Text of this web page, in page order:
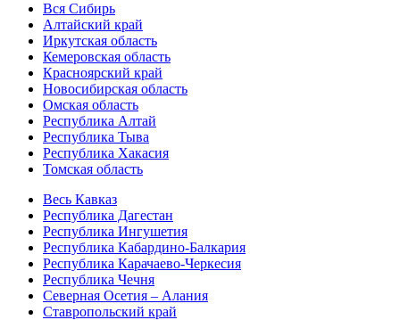
Вся Сибирь
Алтайский край
Иркутская область
Кемеровская область
Красноярский край
Новосибирская область
Омская область
Республика Алтай
Республика Тыва
Республика Хакасия
Томская область
Весь Кавказ
Республика Дагестан
Республика Ингушетия
Республика Кабардино-Балкария
Республика Карачаево-Черкесия
Республика Чечня
Северная Осетия – Алания
Ставропольский край